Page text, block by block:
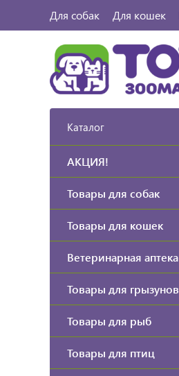
Для собак Для кошек
Каталог
АКЦИЯ!
Товары для собак
Товары для кошек
Ветеринарная аптека
Товары для грызунов
Товары для рыб
Товары для птиц